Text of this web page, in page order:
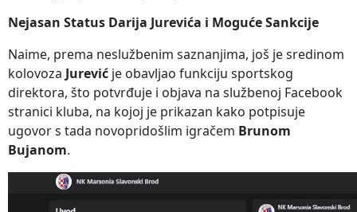
Nejasan Status Darija Jurevića i Moguće Sankcije
Naime, prema neslužbenim saznanjima, još je sredinom
kolovoza Jurević je obavljao funkciju sportskog
direktora, što potvrđuje i objava na službenoj Facebook
stranici kluba, na kojoj je prikazan kako potpisuje
ugovor s tada novopridošlim igračem Brunom
Bujanom.